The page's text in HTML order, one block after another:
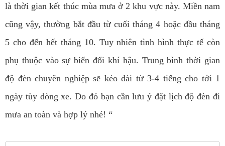
là thời gian kết thúc mùa mưa ở 2 khu vực này. Miền nam
cũng vậy, thường bắt đầu từ cuối tháng 4 hoặc đầu tháng
5 cho đến hết tháng 10. Tuy nhiên tình hình thực tế còn
phụ thuộc vào sự biến đổi khí hậu. Trung bình thời gian
độ đèn chuyên nghiệp sẽ kéo dài từ 3-4 tiếng cho tới 1
ngày tùy dòng xe. Do đó bạn cần lưu ý đặt lịch độ đèn đi
mưa an toàn và hợp lý nhé! “